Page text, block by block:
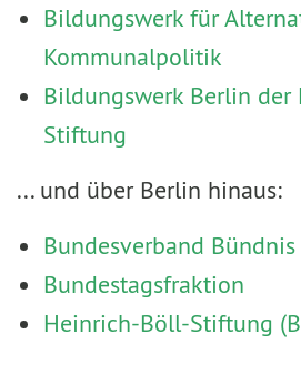
Bildungswerk für
Kommunalpolitik
Bildungswerk Berlin
Stiftung
... und über Berlin hinaus:
Bundesverband
Bundestagsfraktion
Heinrich-Böll-Stiftung